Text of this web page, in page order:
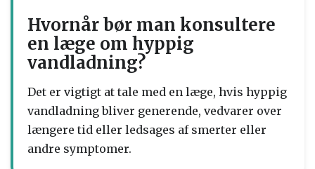
Hvornår bør man konsultere
en læge om hyppig
vandladning?
Det er vigtigt at tale med en læge, hvis hyppig
vandladning bliver generende, vedvarer over
længere tid eller ledsages af smerter eller
andre symptomer.